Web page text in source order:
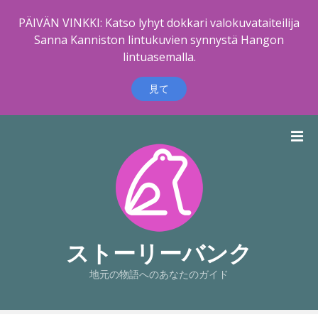
PÄIVÄN VINKKI: Katso lyhyt dokkari valokuvataiteilija
Sanna Kanniston lintukuvien synnystä Hangon
lintuasemalla.
見て
ストーリーバンク
地元の物語へのあなたのガイド